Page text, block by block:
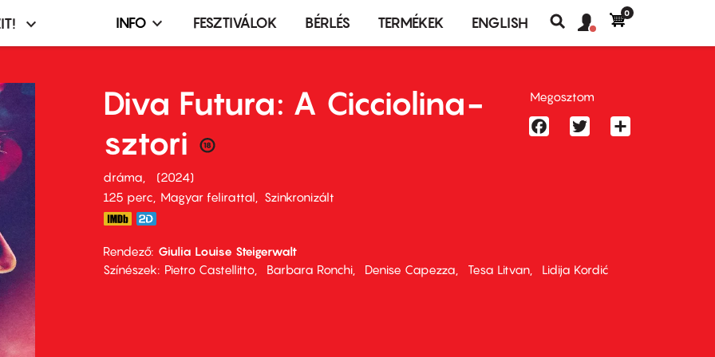
Infó,
terembérlés
menü
INFO FESZTIVÁLOK BÉRLÉS TERMÉKEK ENGLISH
Keresés
fiók
Felhasználói
0
Diva Futura: A Cicciolina-
sztori
dráma
2024
125 perc,
Magyar felirattal Szinkronizált
Rendező Giulia Louise Steigerwalt
Színészek
Pietro Castellitto Barbara Ronchi Denise Capezza Tesa Litvan Lidija Kordić
Megosztom
FacebookTwitter